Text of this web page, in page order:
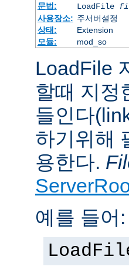
문법:
LoadFile
사용장소: 주서버설정
상태:
Extension
모듈:
mod_so
LoadFile
할때 지정
들인다
하기위해
용한다.
예를 들어: